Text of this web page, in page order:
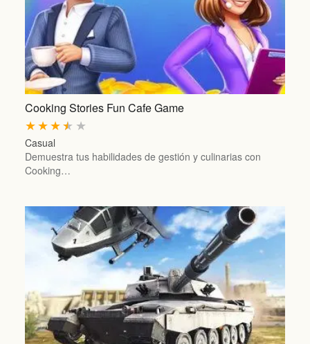
Cooking Stories Fun Cafe Game
★
★
★
★
★
Casual
Demuestra tus habilidades de gestión y culinarias con
Cooking…